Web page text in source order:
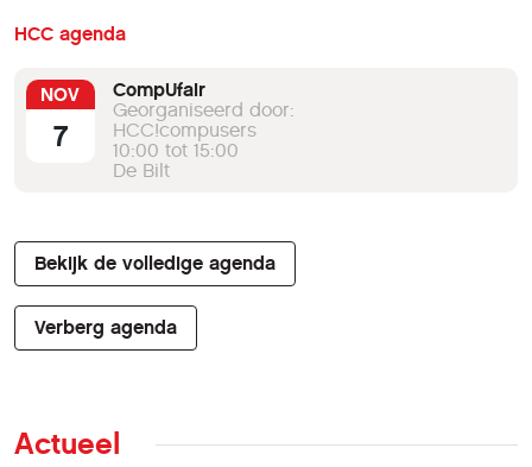
HCC agenda
NOV
7
CompUfair
Georganiseerd door:
HCC!compusers
10:00 tot 15:00
De Bilt
Bekijk de volledige agenda
Verberg agenda
Actueel